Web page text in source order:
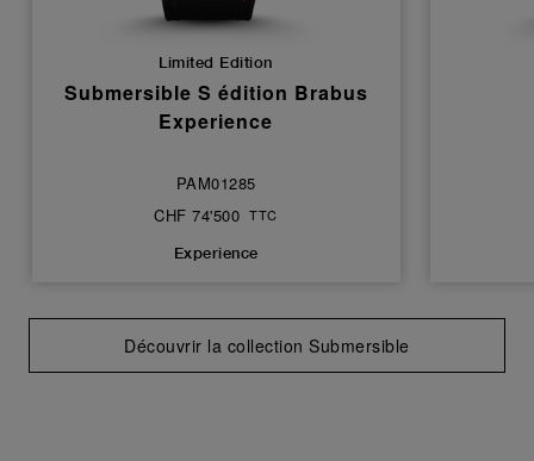
Limited Edition
Submersible S édition Brabus
Experience
PAM01285
CHF 74'500 TTC
Experience
Découvrir la collection Submersible